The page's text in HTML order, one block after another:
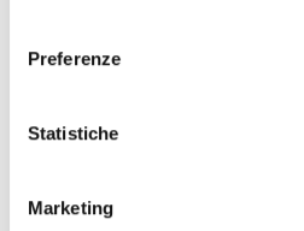
Preferenze
Statistiche
Marketing